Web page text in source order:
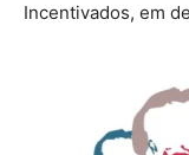
Incentivados, em